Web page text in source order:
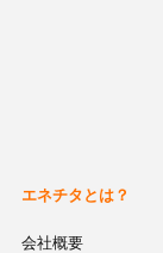
エネチタとは？
会社概要